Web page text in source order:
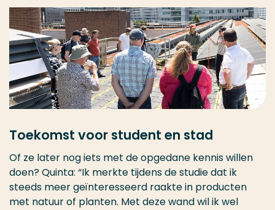
Toekomst voor student en stad
Of ze later nog iets met de opgedane kennis willen
doen? Quinta: “Ik merkte tijdens de studie dat ik
steeds meer geïnteresseerd raakte in producten
met natuur of planten. Met deze wand wil ik wel